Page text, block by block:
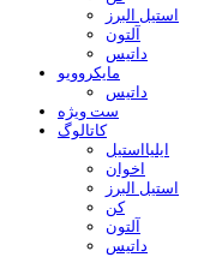
استیل البرز
آلتون
داتیس
مایکروویو
داتیس
ست ویژه
کاتالوگ
ایلیااستیل
اخوان
استیل البرز
کن
آلتون
داتیس